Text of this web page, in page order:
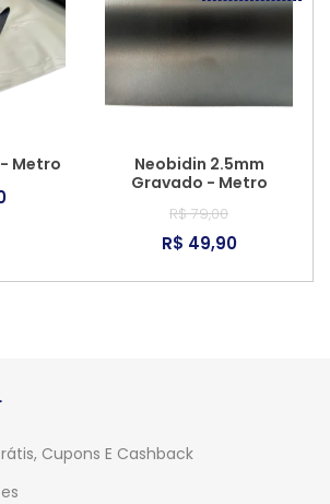
Metro
Neobidin 2.5mm
Gravado - Metro
R$ 79,00
R$ 49,90
Cupons E Cashback